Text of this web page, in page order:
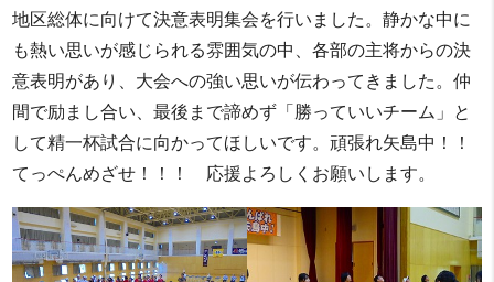
地区総体に向けて決意表明集会を行いました。静かな中に
も熱い思いが感じられる雰囲気の中、各部の主将からの決
意表明があり、大会への強い思いが伝わってきました。仲
間で励まし合い、最後まで諦めず「勝っていいチーム」と
して精一杯試合に向かってほしいです。頑張れ矢島中！！
てっぺんめざせ！！！ 応援よろしくお願いします。